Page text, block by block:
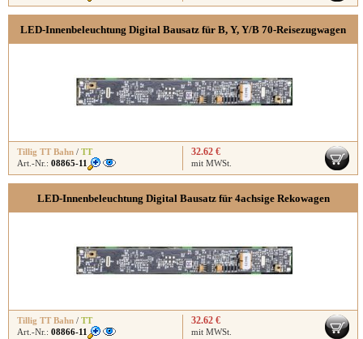
LED-Innenbeleuchtung Digital Bausatz für B, Y, Y/B 70-Reisezugwagen
Tillig TT Bahn / TT
Art.-Nr.: 08865-11
32.62 €
mit MWSt.
LED-Innenbeleuchtung Digital Bausatz für 4achsige Rekowagen
Tillig TT Bahn / TT
Art.-Nr.: 08866-11
32.62 €
mit MWSt.